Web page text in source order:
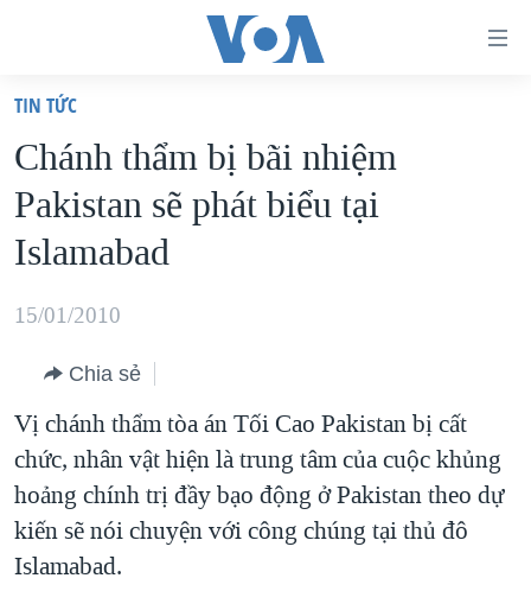
truy
cập
Tới
nội
chính
hướng
chính
Đi
tới
"Tìm"
VIỆT NAM
HOA KỲ
BIỂN ĐÔNG
THẾ GIỚI
DIỄN ĐÀN
MỤC
TỰ DO BÁO CHÍ
VẠCH TRẦN TIN GIẢ
NGƯỜI VIỆT HẢI NGOẠI
CHUYÊN ĐỀ
CHIẾN TRANH THƯƠNG MẠI CỦA MỸ: QUÁ KHỨ VÀ HIỆN
TẠI
HÀNH TRÌNH BẦU CỬ 2024
HỌC TIẾNG ANH
VIDEO
TIN TỨC
Chánh thẩm bị bãi nhiệm
Pakistan sẽ phát biểu tại
Islamabad
15/01/2010
Chia sẻ
Vị chánh thẩm tòa án Tối Cao Pakistan bị cất
chức, nhân vật hiện là trung tâm của cuộc khủng
hoảng chính trị đầy bạo động ở Pakistan theo dự
kiến sẽ nói chuyện với công chúng tại thủ đô
Islamabad.